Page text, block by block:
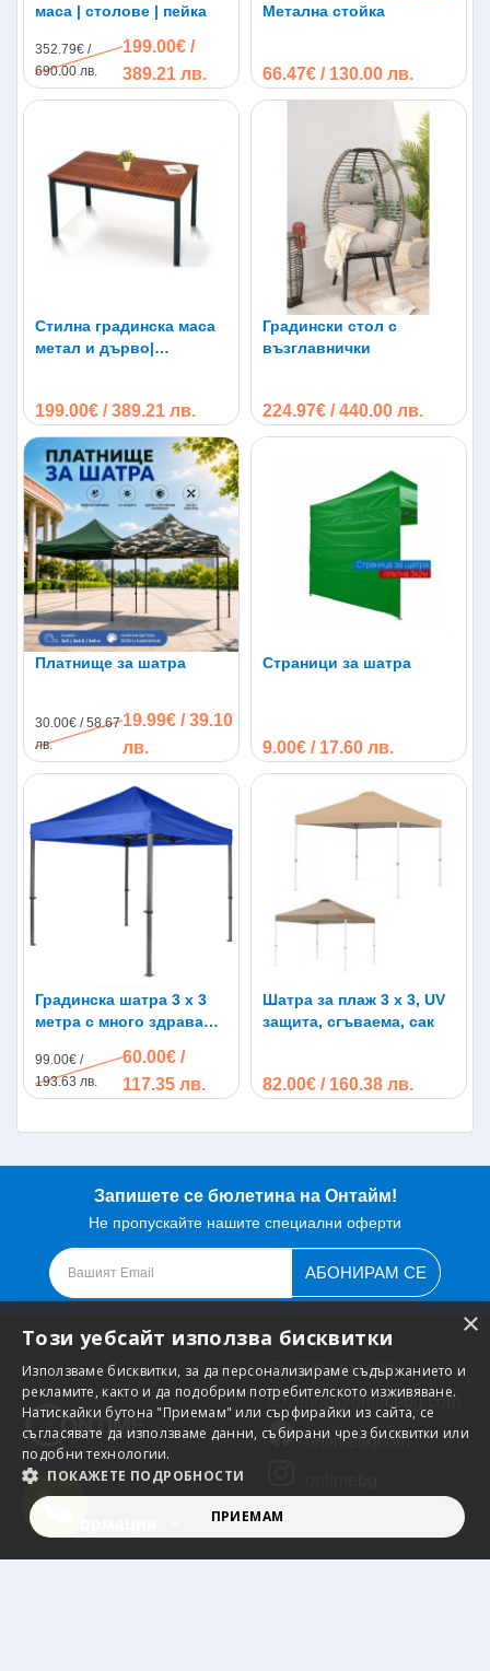
маса | столове | пейка
352.79€ /
690.00 лв.
199.00€ /
389.21 лв.
Метална стойка
66.47€ / 130.00 лв.
Стилна градинска маса
метал и дърво|
199.00€ / 389.21 лв.
Градински стол с
възглавнички
224.97€ / 440.00 лв.
Платнище за шатра
30.00€ / 58.67
лв.
19.99€ / 39.10
лв.
Страници за шатра
9.00€ / 17.60 лв.
Градинска шатра 3 х 3
метра с много здрава
99.00€ /
193.63 лв.
60.00€ /
117.35 лв.
Шатра за плаж 3 х 3, UV
защита, сгъваема, сак
82.00€ / 160.38 лв.
Запишете се бюлетина на Онтайм!
Не пропускайте нашите специални оферти
АБОНИРАМ СЕ
0894404402
shop@ontimebg.com
ontimebgcom
×
Този уебсайт използва бисквитки
Използваме бисквитки, за да персонализираме съдържанието и
рекламите, както и да подобрим потребителското изживяване.
Натискайки бутона "Приемам" или сърфирайки из сайта, се
съгласявате да използваме данни, събирани чрез бисквитки или
подобни технологии.
ПОКАЖЕТЕ ПОДРОБНОСТИ
ПРИЕМАМ
СТРОГО НЕОБХОДИМО ЕФЕКТИВНОСТ